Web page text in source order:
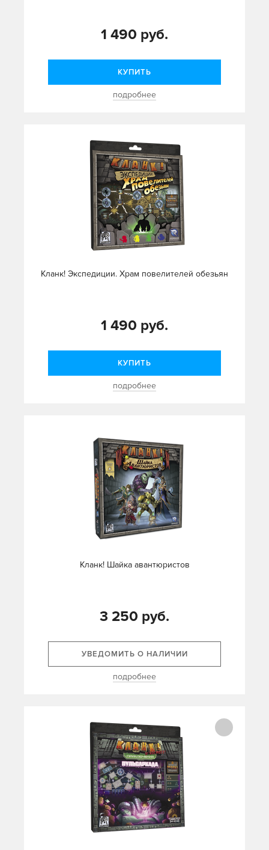
1 490 руб.
КУПИТЬ
подробнее
Кланк! Экспедиции. Храм повелителей обезьян
1 490 руб.
КУПИТЬ
подробнее
Кланк! Шайка авантюристов
3 250 руб.
УВЕДОМИТЬ О НАЛИЧИИ
подробнее